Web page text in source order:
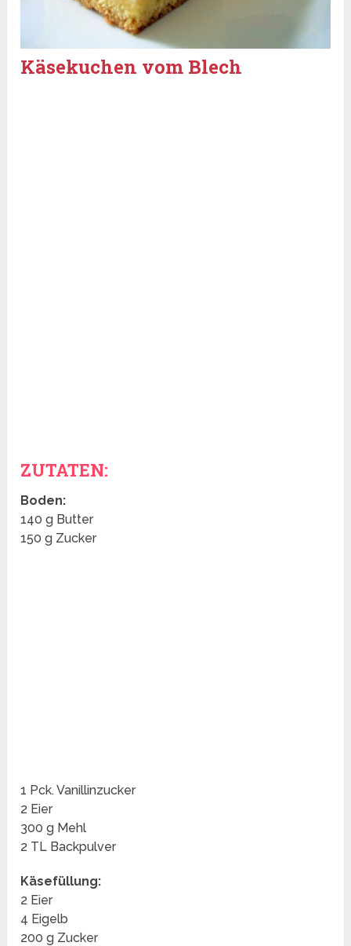
Käsekuchen vom Blech
ZUTATEN:
Boden:
140 g Butter
150 g Zucker
1 Pck. Vanillinzucker
2 Eier
300 g Mehl
2 TL Backpulver
Käsefüllung:
2 Eier
4 Eigelb
200 g Zucker